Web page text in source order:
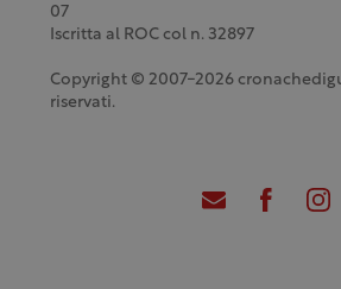
07
Iscritta al ROC col n. 32897
Copyright © 2007-2026
riservati.